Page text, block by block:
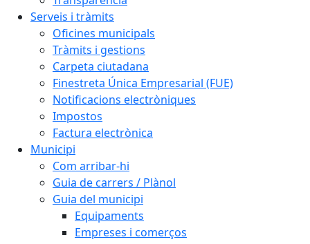
Serveis i tràmits
Oficines municipals
Tràmits i gestions
Carpeta ciutadana
Finestreta Única Empresarial (FUE)
Notificacions electròniques
Impostos
Factura electrònica
Municipi
Com arribar-hi
Guia de carrers / Plànol
Guia del municipi
Equipaments
Empreses i comerços